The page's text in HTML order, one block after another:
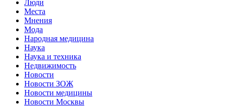
Люди
Места
Мнения
Мода
Народная медицина
Наука
Наука и техника
Недвижимость
Новости
Новости ЗОЖ
Новости медицины
Новости Москвы